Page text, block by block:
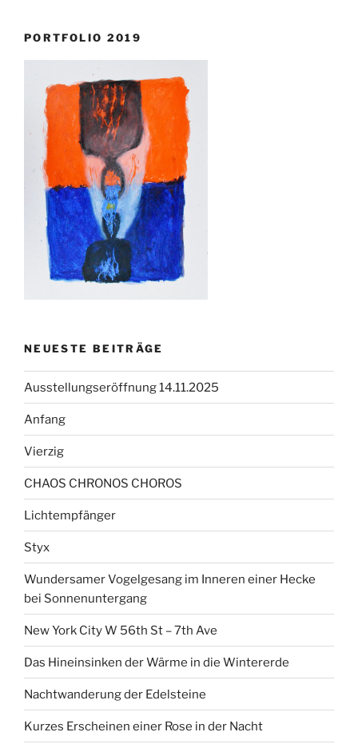
PORTFOLIO 2019
NEUESTE BEITRÄGE
Ausstellungseröffnung 14.11.2025
Anfang
Vierzig
CHAOS CHRONOS CHOROS
Lichtempfänger
Styx
Wundersamer Vogelgesang im Inneren einer Hecke
bei Sonnenuntergang
New York City W 56th St – 7th Ave
Das Hineinsinken der Wärme in die Wintererde
Nachtwanderung der Edelsteine
Kurzes Erscheinen einer Rose in der Nacht